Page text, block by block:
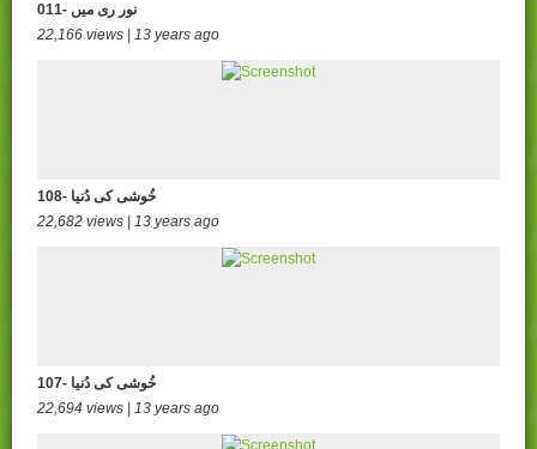
011- نور ری میں
22,166 views | 13 years ago
108- خُوشی کی دُنیا
22,682 views | 13 years ago
107- خُوشی کی دُنیا
22,694 views | 13 years ago